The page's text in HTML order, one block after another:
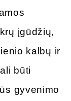
įgūdžių,
kalbų ir
būti
gyvenimo